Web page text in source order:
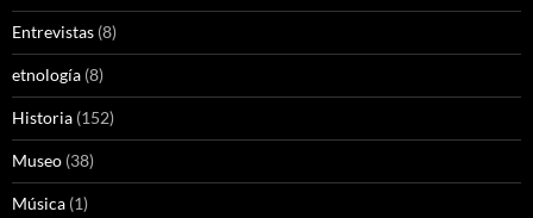
Entrevistas (8)
etnología (8)
Historia (152)
Museo (38)
Música (1)